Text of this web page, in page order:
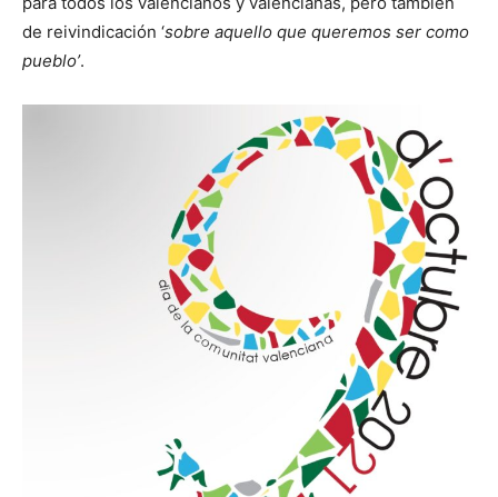
de reivindicación ‘sobre aquello que queremos ser como
pueblo’.